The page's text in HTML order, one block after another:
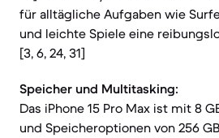
für alltägliche Aufgaben wie
und leichte Spiele eine
[3, 6, 24, 31]
Speicher und Multitasking:
Das iPhone 15 Pro Max ist mit 8
und Speicheroptionen von 256